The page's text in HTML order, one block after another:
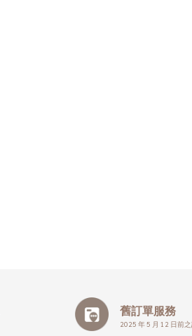
舊訂單服務
2025 年 5 月 12 日前